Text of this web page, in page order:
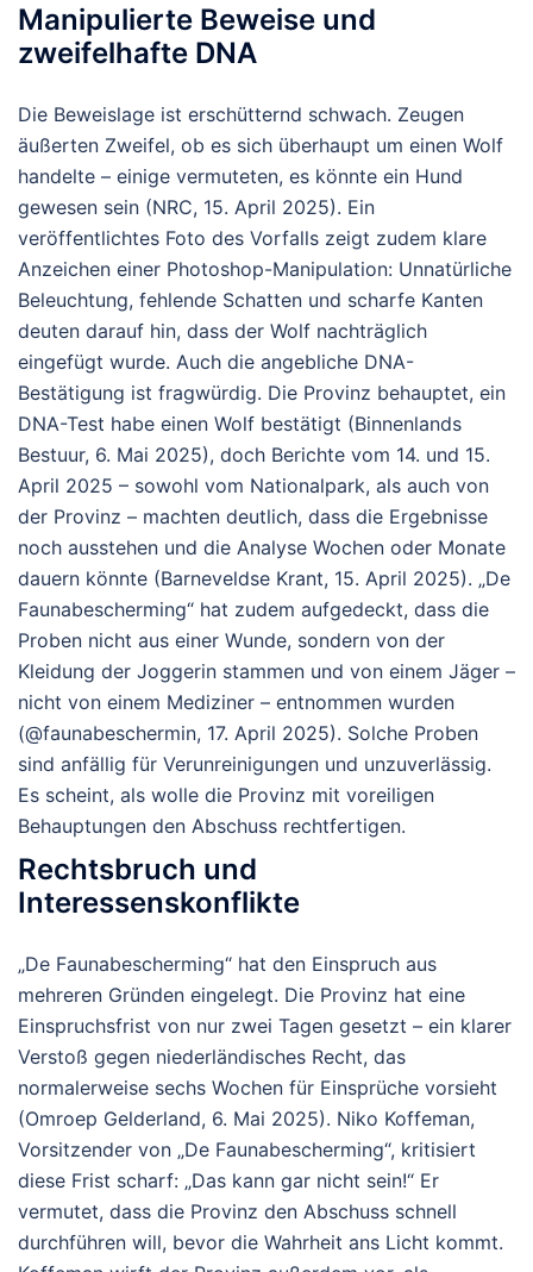
Manipulierte Beweise und
zweifelhafte DNA
Die Beweislage ist erschütternd schwach. Zeugen
äußerten Zweifel, ob es sich überhaupt um einen Wolf
handelte – einige vermuteten, es könnte ein Hund
gewesen sein (NRC, 15. April 2025). Ein
veröffentlichtes Foto des Vorfalls zeigt zudem klare
Anzeichen einer Photoshop-Manipulation: Unnatürliche
Beleuchtung, fehlende Schatten und scharfe Kanten
deuten darauf hin, dass der Wolf nachträglich
eingefügt wurde. Auch die angebliche DNA-
Bestätigung ist fragwürdig. Die Provinz behauptet, ein
DNA-Test habe einen Wolf bestätigt (Binnenlands
Bestuur, 6. Mai 2025), doch Berichte vom 14. und 15.
April 2025 – sowohl vom Nationalpark, als auch von
der Provinz – machten deutlich, dass die Ergebnisse
noch ausstehen und die Analyse Wochen oder Monate
dauern könnte (Barneveldse Krant, 15. April 2025). „De
Faunabescherming“ hat zudem aufgedeckt, dass die
Proben nicht aus einer Wunde, sondern von der
Kleidung der Joggerin stammen und von einem Jäger –
nicht von einem Mediziner – entnommen wurden
(@faunabeschermin, 17. April 2025). Solche Proben
sind anfällig für Verunreinigungen und unzuverlässig.
Es scheint, als wolle die Provinz mit voreiligen
Behauptungen den Abschuss rechtfertigen.
Rechtsbruch und
Interessenskonflikte
„De Faunabescherming“ hat den Einspruch aus
mehreren Gründen eingelegt. Die Provinz hat eine
Einspruchsfrist von nur zwei Tagen gesetzt – ein klarer
Verstoß gegen niederländisches Recht, das
normalerweise sechs Wochen für Einsprüche vorsieht
(Omroep Gelderland, 6. Mai 2025). Niko Koffeman,
Vorsitzender von „De Faunabescherming“, kritisiert
diese Frist scharf: „Das kann gar nicht sein!“ Er
vermutet, dass die Provinz den Abschuss schnell
durchführen will, bevor die Wahrheit ans Licht kommt.